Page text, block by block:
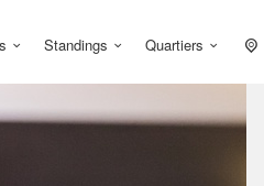
Standings Quartiers